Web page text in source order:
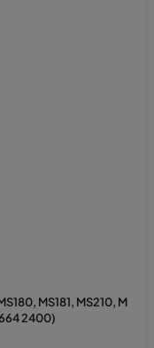
MS181, MS210, M
664 2400)